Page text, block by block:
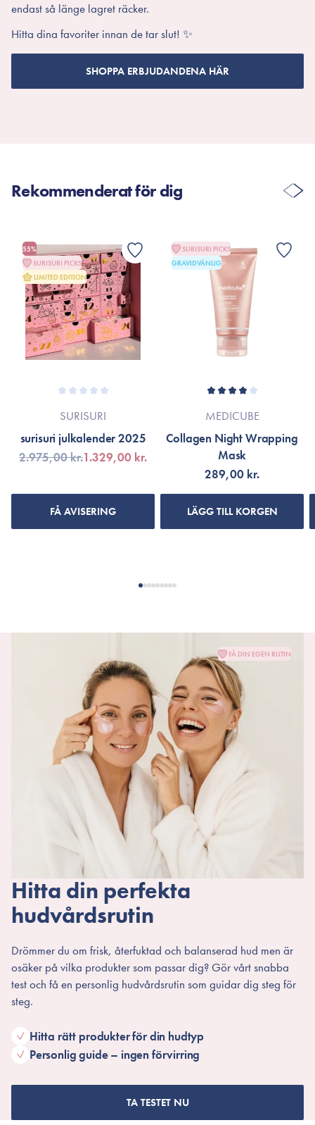
endast så länge lagret räcker.
Hitta dina favoriter innan de tar slut! ✨
SHOPPA ERBJUDANDENA HÄR
Rekommenderat för dig
55%
SURISURI PICKS
LIMITED EDITION
SURISURI
surisuri julkalender 2025
2.975,00 kr.1.329,00 kr.
FÅ AVISERING
SURISURI PICKS
GRAVIDVÄNLIG
MEDICUBE
Collagen Night Wrapping
Mask
289,00 kr.
LÄGG TILL KORGEN
Hitta din perfekta
hudvårdsrutin
Drömmer du om frisk, återfuktad och balanserad hud men är
osäker på vilka produkter som passar dig? Gör vårt snabba
test och få en personlig hudvårdsrutin som guidar dig steg för
steg.
Hitta rätt produkter för din hudtyp
Personlig guide – ingen förvirring
TA TESTET NU
FÅ DIN EGEN RUTIN